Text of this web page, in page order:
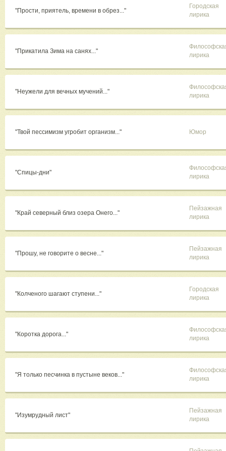
"Прости, приятель, времени в обрез..."
Городская
лирика
"Прикатила Зима на санях..."
лирика
"Неужели для вечных мучений..."
лирика
"Твой пессимизм угробит организм..." Юмор
"Спицы-дни"
лирика
"Край северный близ озера Онего..."
Пейзажная
лирика
"Прошу, не говорите о весне..."
Пейзажная
лирика
"Колченого шагают ступени..."
Городская
лирика
"Коротка дорога..."
лирика
"Я только песчинка в пустыне веков..."
лирика
"Изумрудный лист"
Пейзажная
лирика